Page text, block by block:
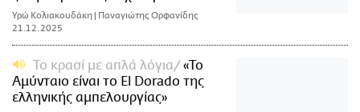
Υρώ Κολιακουδάκη | Παναγιώτης Ορφανίδης
21.12.2025
Το κρασί με απλά λόγια
«Το
Αμύνταιο είναι το El Dorado της
ελληνικής αμπελουργίας»